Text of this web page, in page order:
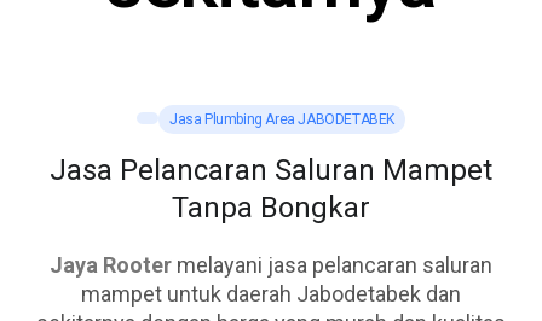
Jasa Plumbing Area JABODETABEK
Jasa Pelancaran Saluran Mampet
Tanpa Bongkar
Jaya Rooter melayani jasa pelancaran saluran
mampet untuk daerah Jabodetabek dan